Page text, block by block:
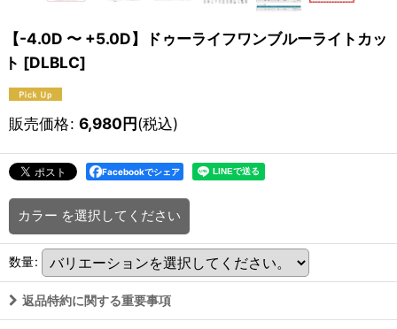
【-4.0D 〜 +5.0D】ドゥーライフワンブルーライトカッ
ト [DLBLC]
販売価格: 6,980円(税込)
Facebookでシェア
カラー を選択してください
数量:
返品特約に関する重要事項